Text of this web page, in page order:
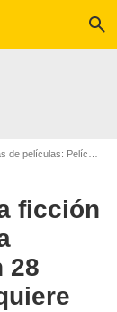
search
Película - ¿Sabías que...?
ficción
28